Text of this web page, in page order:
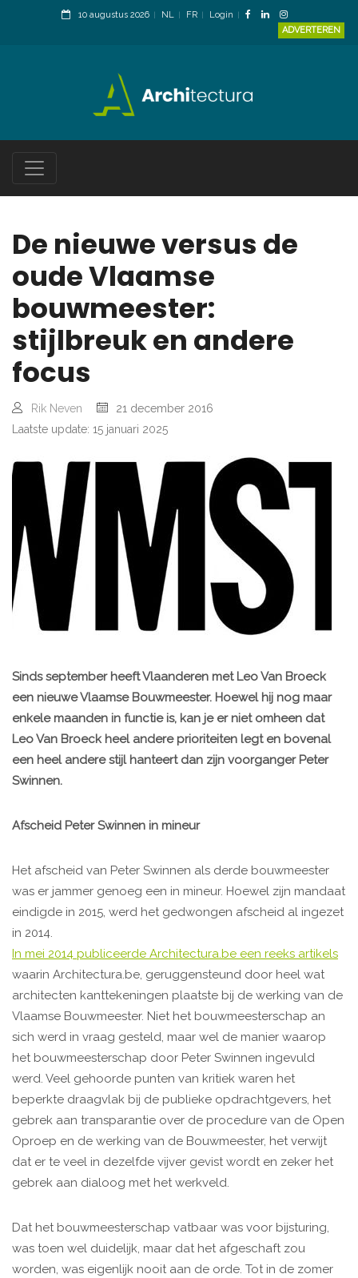
10 augustus 2026 NL FR
Login
ADVERTEREN
De nieuwe versus de
oude Vlaamse
bouwmeester:
stijlbreuk en andere
focus
Rik Neven
21 december 2016
Laatste update: 15 januari 2025
Sinds september heeft Vlaanderen met Leo Van Broeck
een nieuwe Vlaamse Bouwmeester. Hoewel hij nog maar
enkele maanden in functie is, kan je er niet omheen dat
Leo Van Broeck heel andere prioriteiten legt en bovenal
een heel andere stijl hanteert dan zijn voorganger Peter
Swinnen.
Afscheid Peter Swinnen in mineur
Het afscheid van Peter Swinnen als derde bouwmeester
was er jammer genoeg een in mineur. Hoewel zijn mandaat
eindigde in 2015, werd het gedwongen afscheid al ingezet
in 2014.
In mei 2014 publiceerde Architectura.be een reeks artikels
waarin Architectura.be, geruggensteund door heel wat
architecten kanttekeningen plaatste bij de werking van de
Vlaamse Bouwmeester. Niet het bouwmeesterschap an
sich werd in vraag gesteld, maar wel de manier waarop
het bouwmeesterschap door Peter Swinnen ingevuld
werd. Veel gehoorde punten van kritiek waren het
beperkte draagvlak bij de publieke opdrachtgevers, het
gebrek aan transparantie over de procedure van de Open
Oproep en de werking van de Bouwmeester, het verwijt
dat er te veel in dezelfde vijver gevist wordt en zeker het
gebrek aan dialoog met het werkveld.
Dat het bouwmeesterschap vatbaar was voor bijsturing,
was toen wel duidelijk, maar dat het afgeschaft zou
worden, was eigenlijk nooit aan de orde. Tot in de zomer